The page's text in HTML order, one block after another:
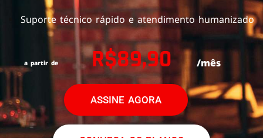
Suporte técnico rápido e atendimento humanizado
a partir de R$89,90 /mês
ASSINE AGORA